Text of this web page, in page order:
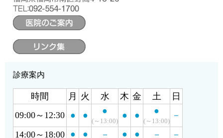
冷え（手足・肩・お腹）
下痢
めまい
ダイエット
便秘
超高濃度ビタミンC療法
遺伝子
宇宙
新型コロナ
診療案内
時間 月 火 水 木 金 土
日
09:00～12:30 ● ● ●
(～13:00)
● ● ●
(～13:00)
－
14:00～18:00 ● ● － ● ● － －